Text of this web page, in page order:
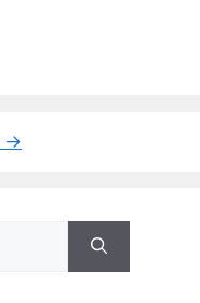
→